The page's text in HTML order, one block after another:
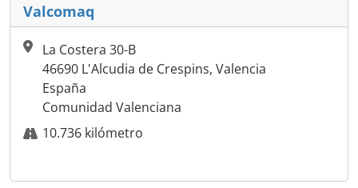
Valcomaq
La Costera 30-B
46690 L'Alcudia de Crespins, Valencia
España
Comunidad Valenciana
10.736 kilómetro